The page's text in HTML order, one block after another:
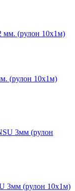
(рулон 10х1м)
3мм (рулон 10х1м)